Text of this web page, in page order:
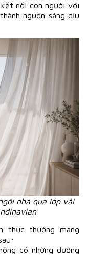
nối con người với
nguồn sáng dịu
nhà qua lớp vải
thực thường mang
có những đường